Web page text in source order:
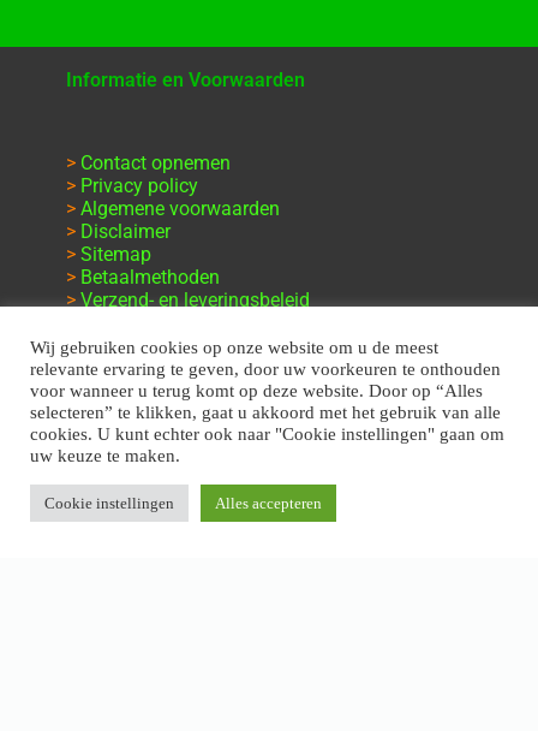
Informatie en Voorwaarden
> Contact opnemen
> Privacy policy
> Algemene voorwaarden
> Disclaimer
> Sitemap
> Betaalmethoden
> Verzend- en leveringsbeleid
>Klachten en garantie
Wij gebruiken cookies op onze website om u de meest
relevante ervaring te geven, door uw voorkeuren te onthouden
voor wanneer u terug komt op deze website. Door op “Alles
selecteren” te klikken, gaat u akkoord met het gebruik van alle
cookies. U kunt echter ook naar "Cookie instellingen" gaan om
uw keuze te maken.
Cookie instellingen Alles accepteren